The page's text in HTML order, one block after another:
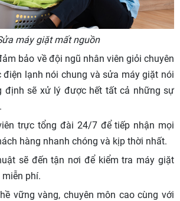
máy giặt mất nguồn
bảo về đội ngũ nhân viên giỏi chuyên
điện lạnh nói chung và sửa máy giặt nói
định sẽ xử lý được hết tất cả những sự
trực tổng đài 24/7 để tiếp nhận mọi
hàng nhanh chóng và kịp thời nhất.
sẽ đến tận nơi để kiểm tra máy giặt
phí.
vững vàng, chuyên môn cao cùng với